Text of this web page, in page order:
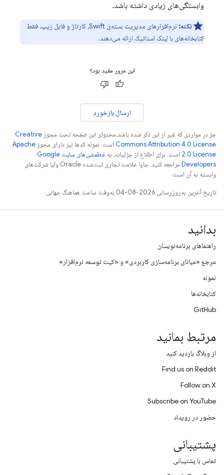
وابستگی‌های زیادی داشته باشد.
نکته:
نرم‌افزارهای مدیریت بسته‌ی Swift، کارتاژ و فایل زیپ، فقط
کتابخانه‌های با لینک استاتیک ارائه می‌دهند.
این مرور مفید بود؟
ارسال بازخورد
جز در مواردی که غیر از این ذکر شده باشد،‌محتوای این صفحه تحت مجوز Creative
Commons Attribution 4.0 License است. نمونه کدها نیز دارای مجوز Apache
2.0 License است. برای اطلاع از جزئیات، به
خطمشی‌های سایت Google
Developers‏
مراجعه کنید. جاوا علامت تجاری ثبت‌شده Oracle و/یا شرکت‌های
وابسته به آن است.
تاریخ آخرین به‌روزرسانی 2026-08-04 به‌وقت ساعت هماهنگ جهانی.
بدانید
راهنماهای برنامه‌نویسان
مرجع «میانای برنامه‌سازی کاربردی» و «کیت توسعه نرم‌افزار»
نمونه
کتابخانه‌ها
GitHub
مرتبط بمانید
از وبلاگ بازدید کنید
Find us on Reddit
Follow on X
Subscribe on YouTube
حضور در رویداد
پشتیبانی
تماس با پشتیبانی